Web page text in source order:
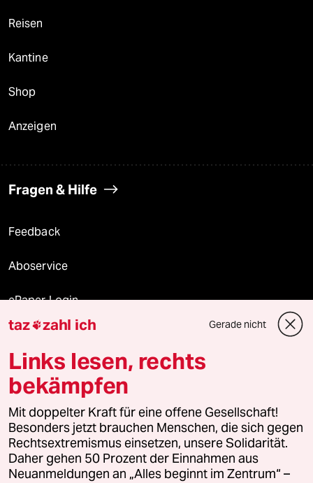
Reisen
Kantine
Shop
Anzeigen
Fragen & Hilfe
Feedback
Aboservice
ePaper Login
Downloads für Abonnierende
© 2026 taz Verlags und Vertriebs GmbH
Alle Rechte vorbehalten. Bei rechtlichen Fragen oder für Genehmigungen
wenden Sie sich bitte an lizenzen@taz.de
Feedback Redaktionsstatut Kommune-Richtlinien
taz zahl ich Gerade nicht
Links lesen, rechts
bekämpfen
Mit doppelter Kraft für eine offene Gesellschaft!
Besonders jetzt brauchen Menschen, die sich gegen
Rechtsextremismus einsetzen, unsere Solidarität.
Daher gehen 50 Prozent der Einnahmen aus
Neuanmeldungen an „Alles beginnt im Zentrum“ –